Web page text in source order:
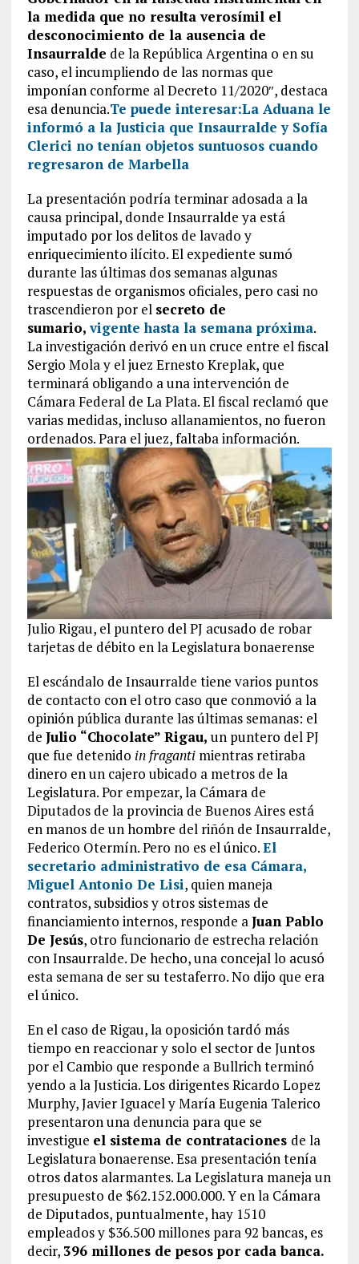
la medida que no resulta verosímil el
desconocimiento de la ausencia de
Insaurralde de la República Argentina o en su
caso, el incumpliendo de las normas que
imponían conforme al Decreto 11/2020″, destaca
esa denuncia.Te puede interesar:La Aduana le
informó a la Justicia que Insaurralde y Sofía
Clerici no tenían objetos suntuosos cuando
regresaron de Marbella
La presentación podría terminar adosada a la
causa principal, donde Insaurralde ya está
imputado por los delitos de lavado y
enriquecimiento ilícito. El expediente sumó
durante las últimas dos semanas algunas
respuestas de organismos oficiales, pero casi no
trascendieron por el secreto de
sumario,vigente hasta la semana próxima.
La investigación derivó en un cruce entre el fiscal
Sergio Mola y el juez Ernesto Kreplak, que
terminará obligando a una intervención de
Cámara Federal de La Plata. El fiscal reclamó que
varias medidas, incluso allanamientos, no fueron
ordenados. Para el juez, faltaba información.
Julio Rigau, el puntero del PJ acusado de robar
tarjetas de débito en la Legislatura bonaerense
El escándalo de Insaurralde tiene varios puntos
de contacto con el otro caso que conmovió a la
opinión pública durante las últimas semanas: el
de Julio “Chocolate” Rigau, un puntero del PJ
que fue detenido in fragantimientras retiraba
dinero en un cajero ubicado a metros de la
Legislatura. Por empezar, la Cámara de
Diputados de la provincia de Buenos Aires está
en manos de un hombre del riñón de Insaurralde,
Federico Otermín. Pero no es el único.El
secretario administrativo de esa Cámara,
Miguel Antonio De Lisi, quien maneja
contratos, subsidios y otros sistemas de
financiamiento internos, responde aJuan Pablo
De Jesús, otro funcionario de estrecha relación
con Insaurralde. De hecho, una concejal lo acusó
esta semana de ser su testaferro. No dijo que era
el único.
En el caso de Rigau, la oposición tardó más
tiempo en reaccionar y solo el sector de Juntos
por el Cambio que responde a Bullrich terminó
yendo a la Justicia. Los dirigentes Ricardo Lopez
Murphy, Javier Iguacel y María Eugenia Talerico
presentaron una denuncia para que se
investigue el sistema de contrataciones de la
Legislatura bonaerense. Esa presentación tenía
otros datos alarmantes. La Legislatura maneja un
presupuesto de $62.152.000.000. Y en la Cámara
de Diputados, puntualmente, hay 1510
empleados y $36.500 millones para 92 bancas, es
decir,396 millones de pesos por cada banca.